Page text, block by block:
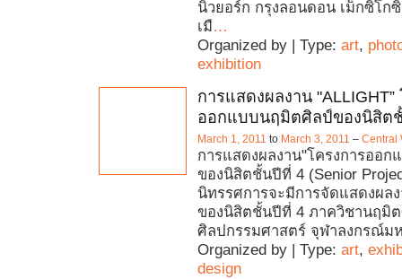
นิวยอร์ก กรุงลอนดอน เม็กซิโก
เมื…
Organized by | Type: art,
exhibition
การแสดงผลงาน "ALLIGHT”
ออกแบบนฤมิตศิลป์ของนิสิต
March 1, 2011 to March 3, 2011 – Central
การแสดงผลงาน"โครงการออ
ของนิสิตชั้นปีที่ 4 (Senior
นิทรรศการจะมีการจัดแสดงผล
ของนิสิตชั้นปีที่ 4 ภาควิชานฤมิ
ศิลปกรรมศาสตร์ จุฬาลงกรณ์ม
Organized by | Type: art,
design